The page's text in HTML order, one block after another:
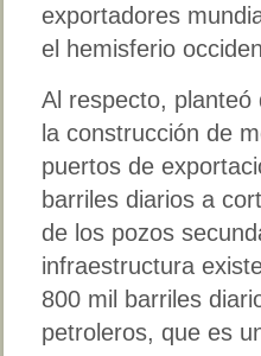
exportadores
el hemisferio
Al respecto,
la construcción de
puertos de
barriles diarios a
de los pozos
infraestructura
800 mil barriles
petroleros, que es